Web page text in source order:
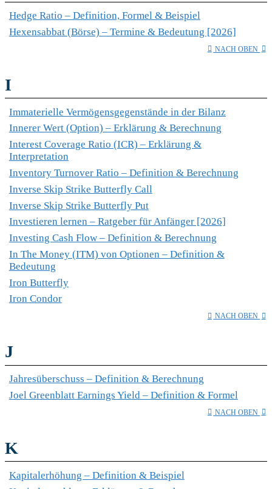
Hedge Ratio – Definition, Formel & Beispiel
Hexensabbat (Börse) – Termine & Bedeutung [2026]
NACH OBEN
I
Immaterielle Vermögensgegenstände in der Bilanz
Innerer Wert (Option) – Erklärung & Berechnung
Interest Coverage Ratio (ICR) – Erklärung &
Interpretation
Inventory Turnover Ratio – Definition & Berechnung
Inverse Skip Strike Butterfly Call
Inverse Skip Strike Butterfly Put
Investieren lernen – Ratgeber für Anfänger [2026]
Investing Cash Flow – Definition & Berechnung
In The Money (ITM) von Optionen – Definition &
Bedeutung
Iron Butterfly
Iron Condor
NACH OBEN
J
Jahresüberschuss – Definition & Berechnung
Joel Greenblatt Earnings Yield – Definition & Formel
NACH OBEN
K
Kapitalerhöhung – Definition & Beispiel